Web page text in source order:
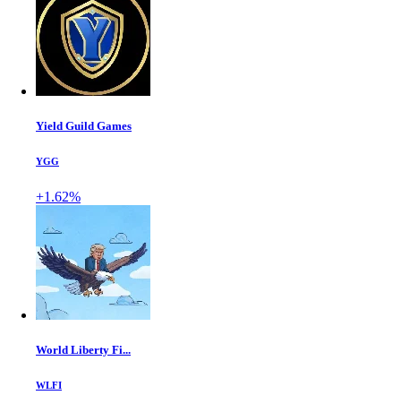
Yield Guild Games
YGG
+1.62%
World Liberty Fi...
WLFI